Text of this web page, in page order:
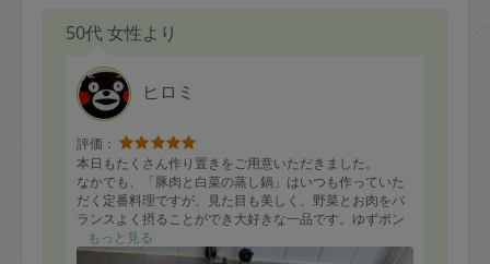
50代 女性より
ヒロミ
評価：
本日もたくさん作り置きをご用意いただきました。
なかでも、「豚肉と白菜の蒸し鍋」はいつも作っていた
だく定番料理ですが、見た目も美しく、野菜とお肉をバ
ランスよく摂ることができ大好きな一品です。ゆずポン
酢をかけて食べるとさっぱりしてヘルシーで最高です！
もっと見る